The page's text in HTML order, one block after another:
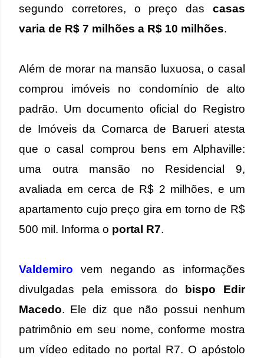
segundo corretores, o preço das casas
varia de R$ 7 milhões a R$ 10 milhões.
Além de morar na mansão luxuosa, o casal
comprou imóveis no condomínio de alto
padrão. Um documento oficial do Registro
de Imóveis da Comarca de Barueri atesta
que o casal comprou bens em Alphaville:
uma outra mansão no Residencial 9,
avaliada em cerca de R$ 2 milhões, e um
apartamento cujo preço gira em torno de R$
500 mil. Informa o portal R7.
Valdemiro vem negando as informações
divulgadas pela emissora do
bispo Edir
Macedo. Ele diz que não possui nenhum
patrimônio em seu nome, conforme mostra
um vídeo editado no portal R7. O apóstolo